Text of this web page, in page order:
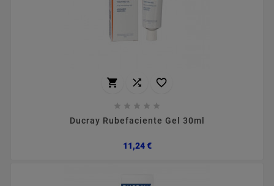
  
    
Ducray Rubefaciente Gel 30ml
11,24 €Preço